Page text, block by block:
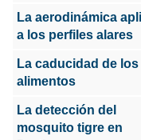
La aerodinámica
a los perfiles alares
La caducidad de los
alimentos
La detección del
mosquito tigre en